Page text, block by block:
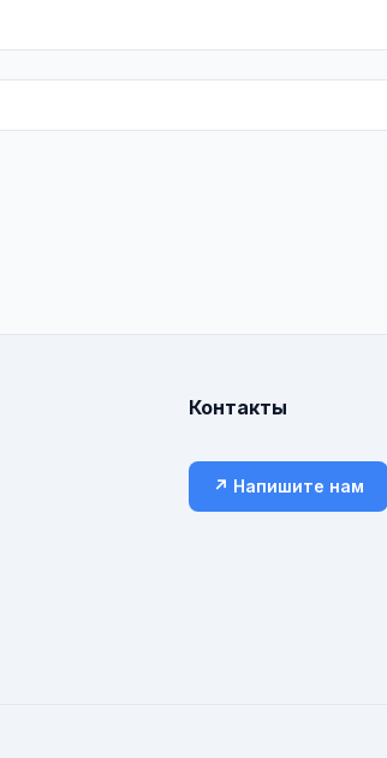
Контакты
↗ Напишите нам